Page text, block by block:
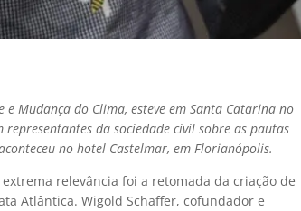
Mudança do Clima, esteve em Santa Catarina no
da sociedade civil sobre as pautas
no hotel Castelmar, em Florianópolis.
relevância foi a retomada da criação de
Atlântica. Wigold Schaffer, cofundador e